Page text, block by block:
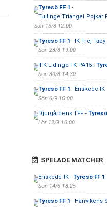
Tyresö FF 1 -
Tullinge Triangel Pojkar
Sön 16/8 12:00
Tyresö FF 1 - IK Frej Täby
Sön 23/8 19:00
IFK Lidingö FK PA15 -
Sön 30/8 14:30
Tyresö FF 1 - Enskede IK
Sön 6/9 10:00
Djurgårdens TFF - Tyresö
Lör 12/9 10:00
SPELADE MATCHER
Enskede IK - Tyresö FF 1
Sön 14/6 18:25
Tyresö FF 1 - Hanvikens